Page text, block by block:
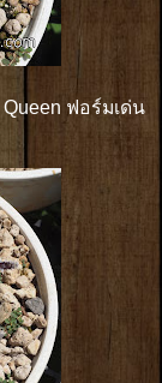
ฟอร์มเด่น